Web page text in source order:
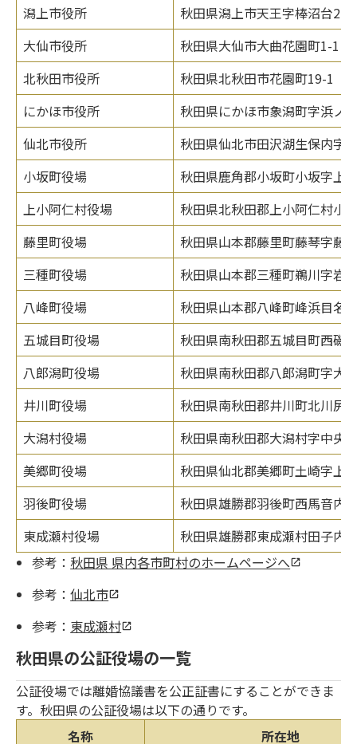
潟上市役所
秋田県潟上市天王字棒沼台
大仙市役所
秋田県大仙市大曲花園町1-1
北秋田市役所
秋田県北秋田市花園町19-1
にかほ市役所
秋田県にかほ市象潟町字浜ノ
仙北市役所
秋田県仙北市田沢湖生保内字
小坂町役場
秋田県鹿角郡小坂町小坂字上
上小阿仁村役場
秋田県北秋田郡上小阿仁村小
藤里町役場
秋田県山本郡藤里町藤琴字藤
三種町役場
秋田県山本郡三種町鵜川字岩
八峰町役場
秋田県山本郡八峰町峰浜目名
五城目町役場
秋田県南秋田郡五城目町西磯
八郎潟町役場
秋田県南秋田郡八郎潟町字大
井川町役場
秋田県南秋田郡井川町北川尻
大潟村役場
秋田県南秋田郡大潟村字中央
美郷町役場
秋田県仙北郡美郷町土崎字上
羽後町役場
秋田県雄勝郡羽後町西馬音内
東成瀬村役場
秋田県雄勝郡東成瀬村田子内
参考： 秋田県 県内各市町村のホームページへ
参考：仙北市
参考： 東成瀬村
秋田県の公証役場の一覧
公証役場では離婚協議書を公正証書にすることができま
す。秋田県の公証役場は以下の通りです。
名称
所在地